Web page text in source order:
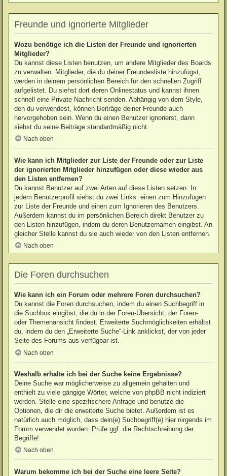
Freunde und ignorierte Mitglieder
Wozu benötige ich die Listen der Freunde und ignorierten
Mitglieder?
Du kannst diese Listen benutzen, um andere Mitglieder des Boards
zu verwalten. Mitglieder, die du deiner Freundesliste hinzufügst,
werden in deinem persönlichen Bereich für den schnellen Zugriff
aufgelistet. Du siehst dort deren Onlinestatus und kannst ihnen
schnell eine Private Nachricht senden. Abhängig von dem Style,
den du verwendest, können Beiträge deiner Freunde auch
hervorgehoben sein. Wenn du einen Benutzer ignorierst, dann
siehst du seine Beiträge standardmäßig nicht.
Nach oben
Wie kann ich Mitglieder zur Liste der Freunde oder zur Liste
der ignorierten Mitglieder hinzufügen oder diese wieder aus
den Listen entfernen?
Du kannst Benutzer auf zwei Arten auf diese Listen setzen: In
jedem Benutzerprofil siehst du zwei Links: einen zum Hinzufügen
zur Liste der Freunde und einen zum Ignorieren des Benutzers.
Außerdem kannst du im persönlichen Bereich direkt Benutzer zu
den Listen hinzufügen, indem du deren Benutzernamen eingibst. An
gleicher Stelle kannst du sie auch wieder von den Listen entfernen.
Nach oben
Die Foren durchsuchen
Wie kann ich ein Forum oder mehrere Foren durchsuchen?
Du kannst die Foren durchsuchen, indem du einen Suchbegriff in
die Suchbox eingibst, die du in der Foren-Übersicht, der Foren-
oder Themenansicht findest. Erweiterte Suchmöglichkeiten erhältst
du, indem du den „Erweiterte Suche“-Link anklickst, der von jeder
Seite des Forums aus verfügbar ist.
Nach oben
Weshalb erhalte ich bei der Suche keine Ergebnisse?
Deine Suche war möglicherweise zu allgemein gehalten und
enthielt zu viele gängige Wörter, welche von phpBB nicht indiziert
werden. Stelle eine spezifischere Anfrage und benutze die
Optionen, die dir die erweiterte Suche bietet. Außerdem ist es
natürlich auch möglich, dass dein(e) Suchbegriff(e) hier nirgends im
Forum verwendet wurden. Prüfe ggf. die Rechtschreibung der
Begriffe!
Nach oben
Warum bekomme ich bei der Suche eine leere Seite?